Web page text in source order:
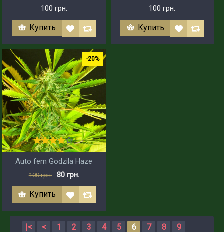
100 грн.
Купить
100 грн.
Купить
-20%
Auto fem Godzila Haze
100 грн. 80 грн.
Купить
|< < 1 2 3 4 5 6 7 8 9